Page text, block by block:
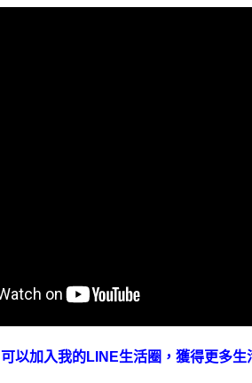
可以加入我的LINE生活圈，獲得更多生